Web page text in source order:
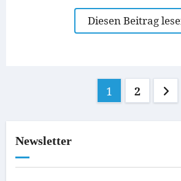
Diesen Beitrag
Seitennummerierung
Beiträge
1 2
Newsletter